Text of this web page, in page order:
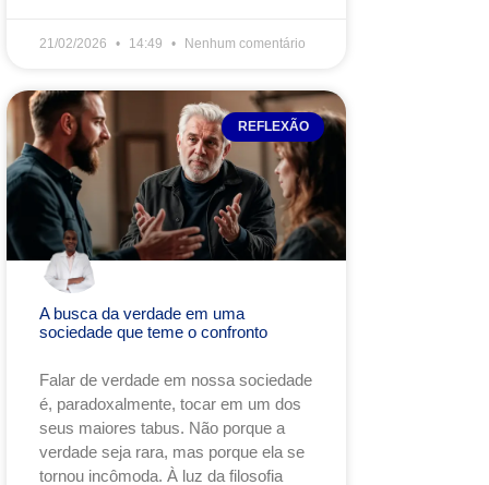
21/02/2026 14:49 Nenhum comentário
REFLEXÃO
A busca da verdade em uma
sociedade que teme o confronto
Falar de verdade em nossa sociedade
é, paradoxalmente, tocar em um dos
seus maiores tabus. Não porque a
verdade seja rara, mas porque ela se
tornou incômoda. À luz da filosofia